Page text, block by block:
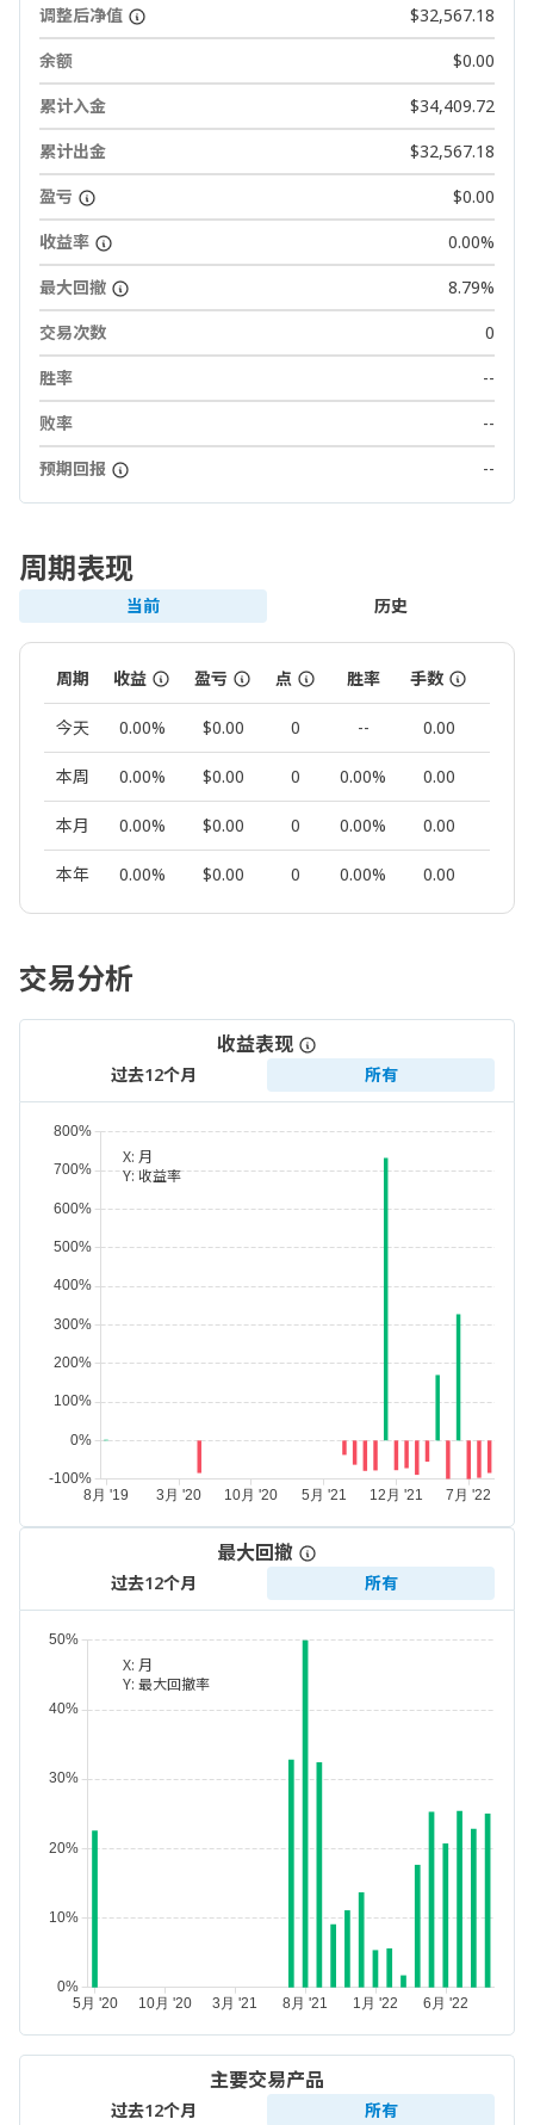
调整后净值
$32,567.18
余额
$0.00
累计入金
$34,409.72
累计出金
$32,567.18
盈亏
$0.00
收益率
0.00%
最大回撤
8.79%
交易次数
0
胜率
--
败率
--
预期回报
--
周期表现
当前 历史
周期 收益 盈亏 点 胜率 手数
今天 0.00% $0.00 0 -- 0.00
本周 0.00% $0.00 0 0.00% 0.00
本月 0.00% $0.00 0 0.00% 0.00
本年 0.00% $0.00 0 0.00% 0.00
交易分析
收益表现
过去12个月 所有
X: 月
Y:收益率
最大回撤
过去12个月 所有
X: 月
Y: 最大回撤率
主要交易产品
过去12个月 所有